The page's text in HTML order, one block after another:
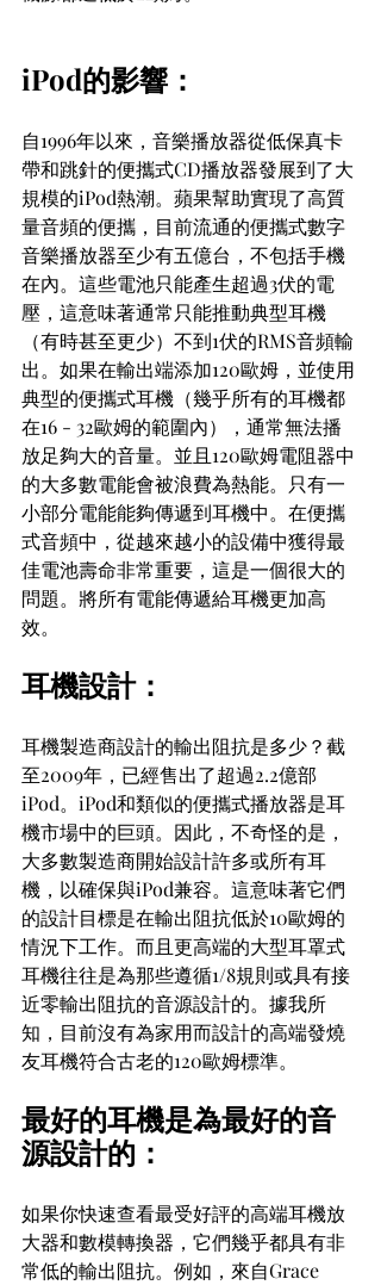
iPod的影響：
自1996年以來，音樂播放器從低保真卡
帶和跳針的便攜式CD播放器發展到了大
規模的iPod熱潮。蘋果幫助實現了高質
量音頻的便攜，目前流通的便攜式數字
音樂播放器至少有五億台，不包括手機
在內。這些電池只能產生超過3伏的電
壓，這意味著通常只能推動典型耳機
（有時甚至更少）不到1伏的RMS音頻輸
出。如果在輸出端添加120歐姆，並使用
典型的便攜式耳機（幾乎所有的耳機都
在16 - 32歐姆的範圍內），通常無法播
放足夠大的音量。並且120歐姆電阻器中
的大多數電能會被浪費為熱能。只有一
小部分電能能夠傳遞到耳機中。在便攜
式音頻中，從越來越小的設備中獲得最
佳電池壽命非常重要，這是一個很大的
問題。將所有電能傳遞給耳機更加高
效。
耳機設計：
耳機製造商設計的輸出阻抗是多少？截
至2009年，已經售出了超過2.2億部
iPod。iPod和類似的便攜式播放器是耳
機市場中的巨頭。因此，不奇怪的是，
大多數製造商開始設計許多或所有耳
機，以確保與iPod兼容。這意味著它們
的設計目標是在輸出阻抗低於10歐姆的
情況下工作。而且更高端的大型耳罩式
耳機往往是為那些遵循1/8規則或具有接
近零輸出阻抗的音源設計的。據我所
知，目前沒有為家用而設計的高端發燒
友耳機符合古老的120歐姆標準。
最好的耳機是為最好的音
源設計的：
如果你快速查看最受好評的高端耳機放
大器和數模轉換器，它們幾乎都具有非
常低的輸出阻抗。例如，來自Grace